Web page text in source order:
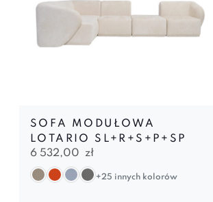
SOFA MODUŁOWA
LOTARIO SL+R+S+P+SP
6 532,00 zł
+25 innych kolorów